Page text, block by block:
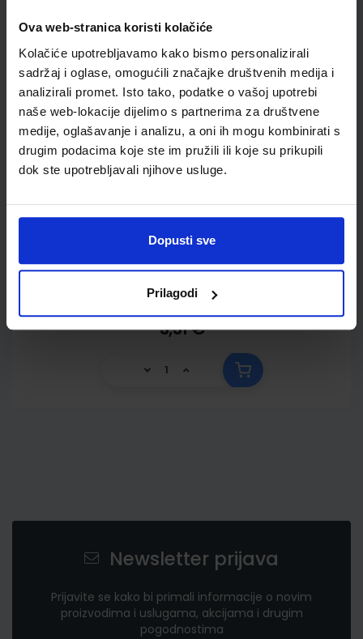
Ova web-stranica koristi kolačiće
Kolačiće upotrebljavamo kako bismo personalizirali
sadržaj i oglase, omogućili značajke društvenih medija i
analizirali promet. Isto tako, podatke o vašoj upotrebi
naše web-lokacije dijelimo s partnerima za društvene
medije, oglašavanje i analizu, a oni ih mogu kombinirati s
drugim podacima koje ste im pružili ili koje su prikupili
dok ste upotrebljavali njihove usluge.
Dopusti sve
Prilagodi
BILJEŽNICA Ocean B5 crte, 64 lista, pvc
korice, 150089
3,31 €
Newsletter prijava
Prijavite se kako bi primali informacije o novim
proizvodima i uslugama, akcijama i drugim
pogodnostima